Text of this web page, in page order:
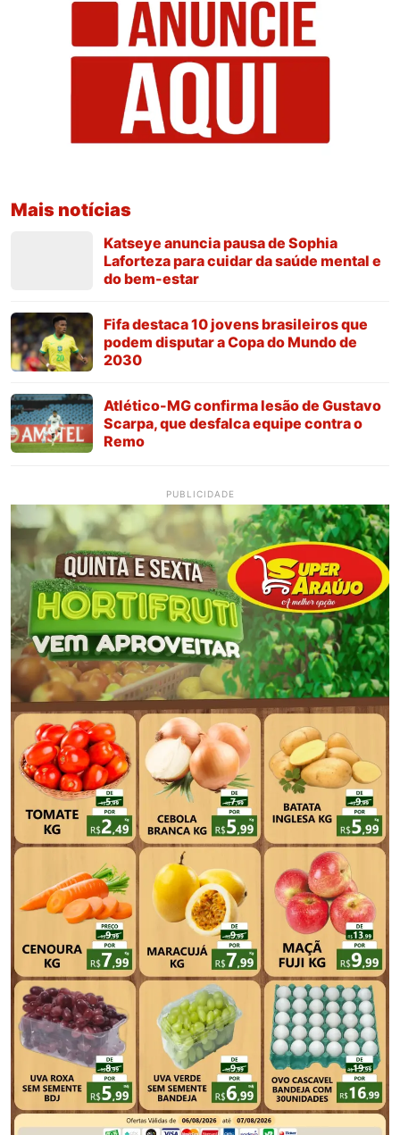
Mais notícias
Katseye anuncia pausa de Sophia
Laforteza para cuidar da saúde mental e
do bem-estar
Fifa destaca 10 jovens brasileiros que
podem disputar a Copa do Mundo de
2030
Atlético-MG confirma lesão de Gustavo
Scarpa, que desfalca equipe contra o
Remo
PUBLICIDADE